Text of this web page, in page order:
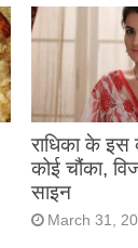
राधिका के
कोई चौंका,
साइन
March 31,